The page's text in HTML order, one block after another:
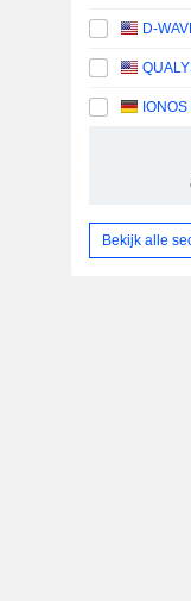
D-
Bekijk alle